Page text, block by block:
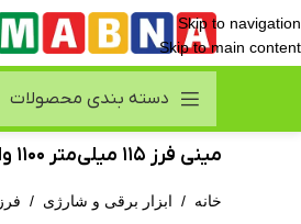
Skip to navigation
Skip to main content
دسته بندی محصولات
مینی فرز 115 میلی‌متر 1100 وات دیمردار مدل 3110AV
خانه / ابزار برقی و شارژی / فرز